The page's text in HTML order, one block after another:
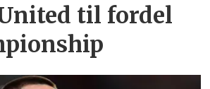
til fordel